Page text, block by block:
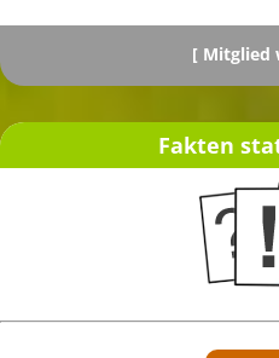
[ Mitglied
[
Fakten